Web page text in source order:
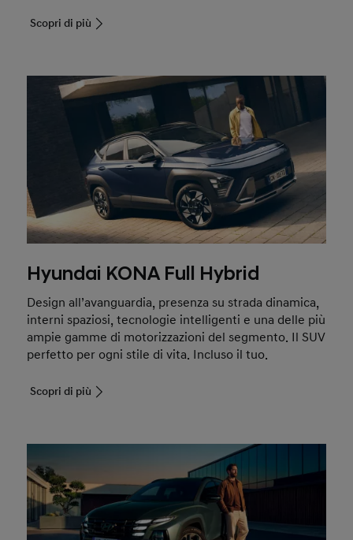
Scopri di più
Hyundai KONA Full Hybrid
Design all’avanguardia, presenza su strada dinamica,
interni spaziosi, tecnologie intelligenti e una delle più
ampie gamme di motorizzazioni del segmento. Il SUV
perfetto per ogni stile di vita. Incluso il tuo.
Scopri di più